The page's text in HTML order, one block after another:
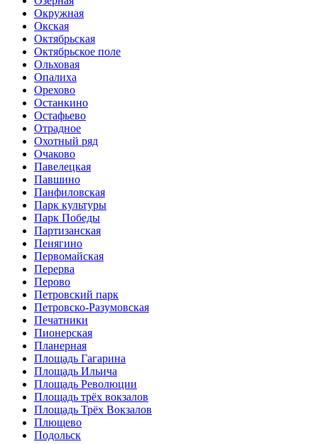
Окружная
Окская
Октябрьская
Октябрьское поле
Ольховая
Опалиха
Орехово
Останкино
Остафьево
Отрадное
Охотный ряд
Очаково
Павелецкая
Павшино
Панфиловская
Парк культуры
Парк Победы
Партизанская
Пенягино
Первомайская
Перерва
Перово
Петровский парк
Петровско-Разумовская
Печатники
Пионерская
Планерная
Площадь Гагарина
Площадь Ильича
Площадь Революции
Площадь трёх вокзалов
Площадь Трёх Вокзалов
Плющево
Подольск